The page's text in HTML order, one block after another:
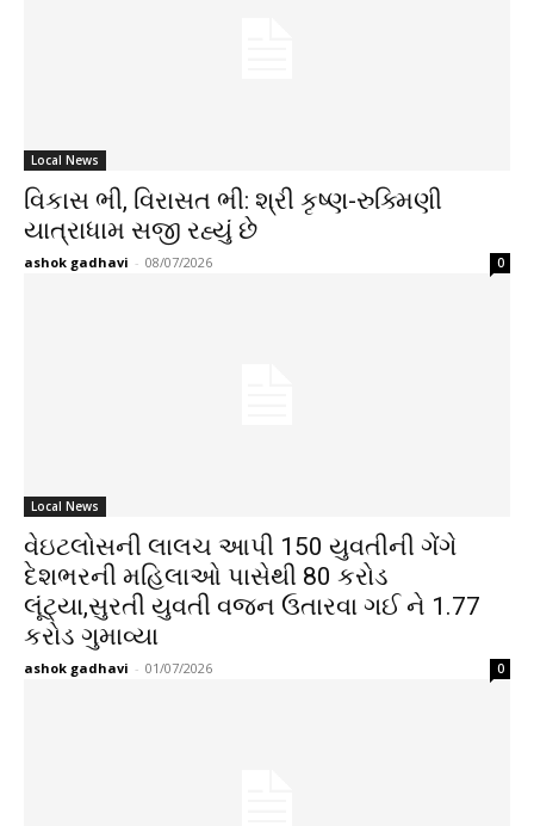
Local News
વિકાસ ભી, વિરાસત ભી: શ્રી કૃષ્ણ-રુક્મિણી
યાત્રાધામ સજી રહ્યું છે
ashok gadhavi - 08/07/2026 0
Local News
વેઇટલોસની લાલચ આપી 150 યુવતીની ગેંગે
દેશભરની મહિલાઓ પાસેથી 80 કરોડ
લૂંટ્યા,સુરતી યુવતી વજન ઉતારવા ગઈ ને 1.77
કરોડ ગુમાવ્યા
ashok gadhavi - 01/07/2026 0